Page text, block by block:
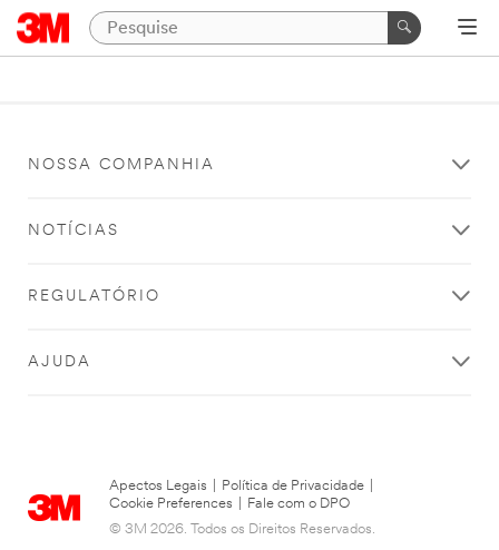
NOSSA COMPANHIA
NOTÍCIAS
REGULATÓRIO
AJUDA
Apectos Legais Política de Privacidade
Cookie Preferences
Fale com o DPO
© 3M 2026. Todos os Direitos Reservados.